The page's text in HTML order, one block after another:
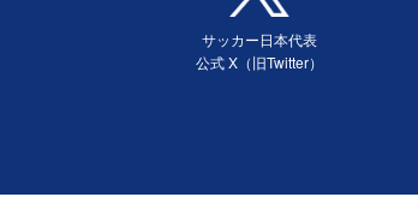
サッカー日本代表
公式 X（旧Twitter）